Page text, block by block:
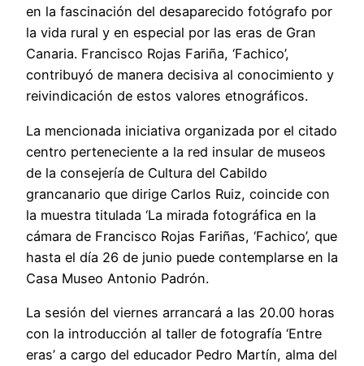
en la fascinación del desaparecido fotógrafo por
la vida rural y en especial por las eras de Gran
Canaria. Francisco Rojas Fariña, ‘Fachico’,
contribuyó de manera decisiva al conocimiento y
reivindicación de estos valores etnográficos.
La mencionada iniciativa organizada por el citado
centro perteneciente a la red insular de museos
de la consejería de Cultura del Cabildo
grancanario que dirige Carlos Ruiz, coincide con
la muestra titulada ‘La mirada fotográfica en la
cámara de Francisco Rojas Fariñas, ‘Fachico’, que
hasta el día 26 de junio puede contemplarse en la
Casa Museo Antonio Padrón.
La sesión del viernes arrancará a las 20.00 horas
con la introducción al taller de fotografía ‘Entre
eras’ a cargo del educador Pedro Martín, alma del